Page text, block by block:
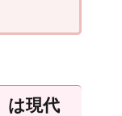
は現代